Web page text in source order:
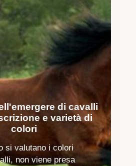
di cavalli
e varietà di
colori
si valutano i colori
non viene presa